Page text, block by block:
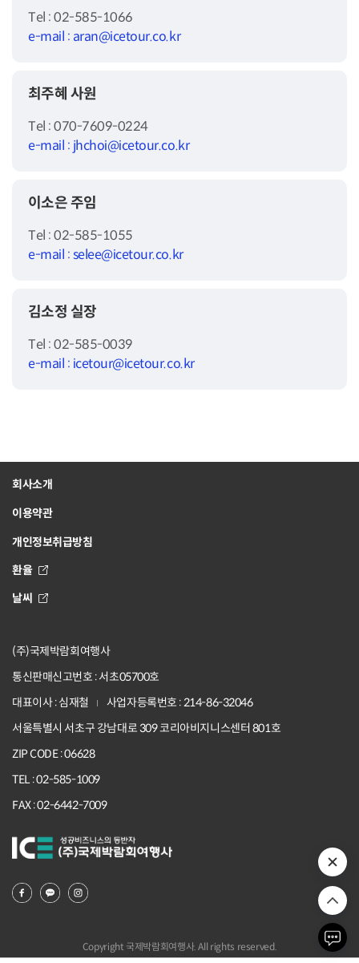
Tel : 02-585-1066
e-mail : aran@icetour.co.kr
최주혜 사원
Tel : 070-7609-0224
e-mail : jhchoi@icetour.co.kr
이소은 주임
Tel : 02-585-1055
e-mail : selee@icetour.co.kr
김소정 실장
Tel : 02-585-0039
e-mail : icetour@icetour.co.kr
회사소개
이용약관
개인정보취급방침
환율
날씨
(주)국제박람회여행사
통신판매신고번호 : 서초05700호
대표이사 : 심재철
사업자등록번호 : 214-86-32046
서울특별시 서초구 강남대로 309 코리아비지니스센터 801호
ZIP CODE : 06628
TEL : 02-585-1009
FAX : 02-6442-7009
Copyright 국제박람회여행사. All rights reserved.